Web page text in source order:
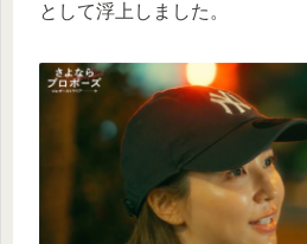
として浮上しました。